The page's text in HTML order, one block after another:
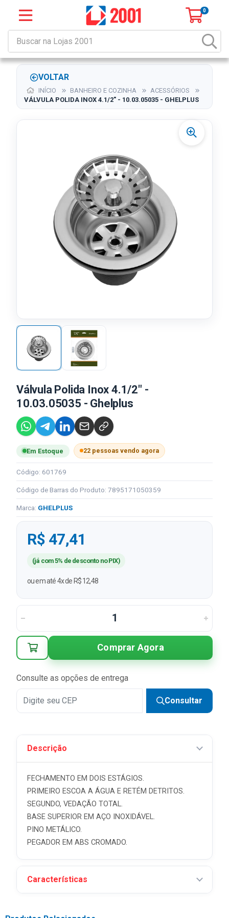
0
VOLTAR
INÍCIO BANHEIRO E COZINHA
ACESSÓRIOS
VÁLVULA POLIDA INOX 4.1/2" - 10.03.05035 - GHELPLUS
Válvula Polida Inox 4.1/2" -
10.03.05035 - Ghelplus
Em Estoque 22 pessoas vendo agora
Código: 601769
Código de Barras do Produto: 7895171050359
Marca: GHELPLUS
R$ 47,41
(já com 5% de desconto no PIX)
ou em até 4x de R$ 12,48
Comprar Agora
Consulte as opções de entrega
Consultar
Descrição
FECHAMENTO EM DOIS ESTÁGIOS.
PRIMEIRO ESCOA A ÁGUA E RETÉM DETRITOS.
SEGUNDO, VEDAÇÃO TOTAL.
BASE SUPERIOR EM AÇO INOXIDÁVEL.
PINO METÁLICO.
PEGADOR EM ABS CROMADO.
Características